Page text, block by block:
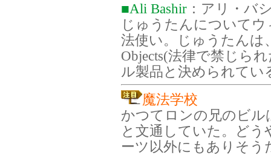
■Ali Bashir ：アリ・バ
じゅうたんについて
法使い。じゅうたんは
Objects(法律で禁じら
ル製品と決められてい
魔法学校
かつてロンの兄のビル
と文通していた。ど
ーツ以外にもありそう